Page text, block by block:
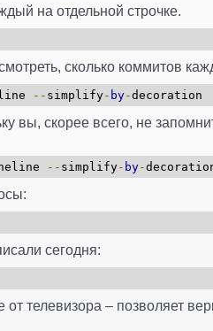
на отдельной строчке.
сколько коммитов
-- simplify- by-decoration
вы, скорее всего, не
-- simplify- by-
сегодня:
телевизора – позволяет